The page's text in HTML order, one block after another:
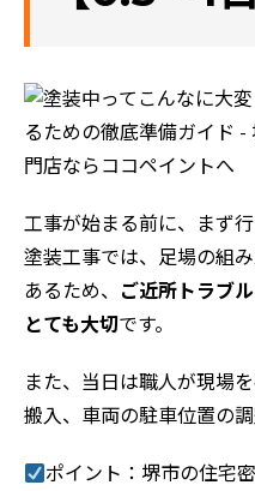
工事が始まる前に、まず
塗装工事では、足場の組
あるため、
ご近所トラブ
とても大切です。
また、当日は職人が現場
搬入、車両の駐車位置の調
ポイント：堺市の住宅